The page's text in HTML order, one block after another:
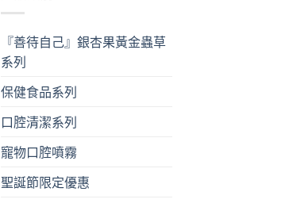
『善待自己』銀杏果黃金蟲草
系列
保健食品系列
口腔清潔系列
寵物口腔噴霧
聖誕節限定優惠